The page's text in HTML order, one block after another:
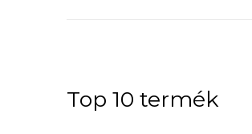
Top 10 termék